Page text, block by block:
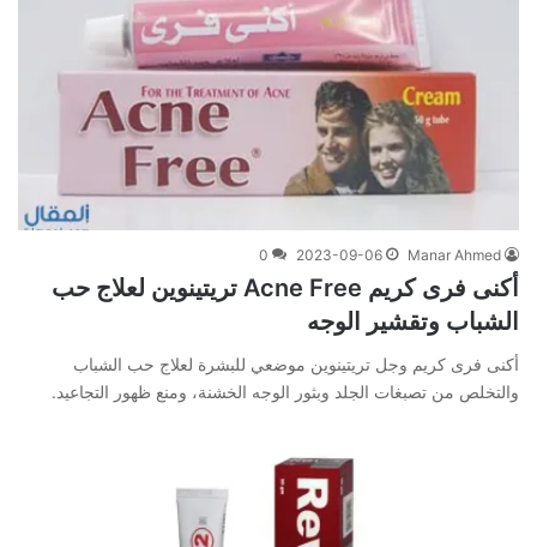
Manar Ahmed
2023-09-06
0
أكنى فرى كريم Acne Free تريتينوين لعلاج حب
الشباب وتقشير الوجه
أكنى فرى كريم وجل تريتينوين موضعي للبشرة لعلاج حب الشباب
والتخلص من تصبغات الجلد وبثور الوجه الخشنة، ومنع ظهور التجاعيد.